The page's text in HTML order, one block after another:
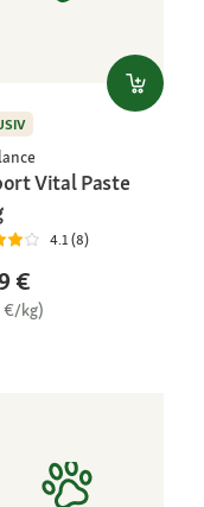
Vital Paste
4.1 (8)
€
€/kg)